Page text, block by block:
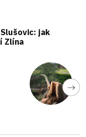
jak
Zlína